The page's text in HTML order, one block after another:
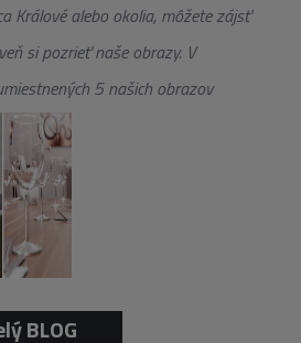
Králové alebo okolia, môžete zájsť
si pozrieť naše obrazy. V
5 našich obrazov
BLOG